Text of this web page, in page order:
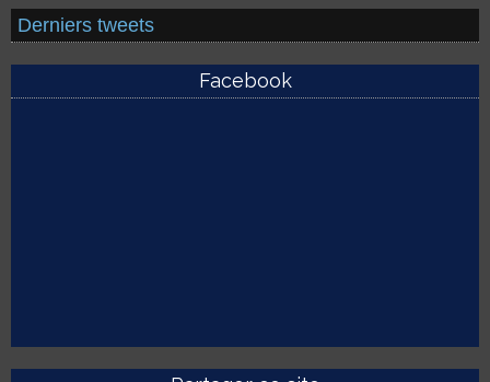
Derniers tweets
Facebook